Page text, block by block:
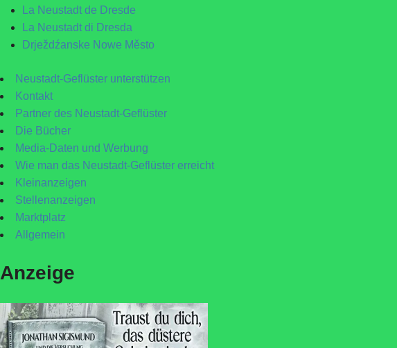
La Neustadt de Dresde
La Neustadt di Dresda
Drježdźanske Nowe Město
Neustadt-Geflüster unterstützen
Kontakt
Partner des Neustadt-Geflüster
Die Bücher
Media-Daten und Werbung
Wie man das Neustadt-Geflüster erreicht
Kleinanzeigen
Stellenanzeigen
Marktplatz
Allgemein
Anzeige